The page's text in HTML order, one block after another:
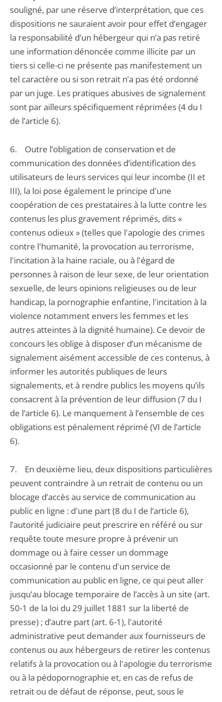
souligné, par une réserve d’interprétation, que ces
dispositions ne sauraient avoir pour effet d’engager
la responsabilité d’un hébergeur qui n’a pas retiré
une information dénoncée comme illicite par un
tiers si celle-ci ne présente pas manifestement un
tel caractère ou si son retrait n’a pas été ordonné
par un juge. Les pratiques abusives de signalement
sont par ailleurs spécifiquement réprimées (4 du I
de l’article 6).
6. Outre l’obligation de conservation et de
communication des données d’identification des
utilisateurs de leurs services qui leur incombe (II et
III), la loi pose également le principe d'une
coopération de ces prestataires à la lutte contre les
contenus les plus gravement réprimés, dits «
contenus odieux » (telles que l'apologie des crimes
contre l'humanité, la provocation au terrorisme,
l'incitation à la haine raciale, ou à l'égard de
personnes à raison de leur sexe, de leur orientation
sexuelle, de leurs opinions religieuses ou de leur
handicap, la pornographie enfantine, l'incitation à la
violence notamment envers les femmes et les
autres atteintes à la dignité humaine). Ce devoir de
concours les oblige à disposer d’un mécanisme de
signalement aisément accessible de ces contenus, à
informer les autorités publiques de leurs
signalements, et à rendre publics les moyens qu’ils
consacrent à la prévention de leur diffusion (7 du I
de l’article 6). Le manquement à l’ensemble de ces
obligations est pénalement réprimé (VI de l’article
6).
7. En deuxième lieu, deux dispositions particulières
peuvent contraindre à un retrait de contenu ou un
blocage d’accès au service de communication au
public en ligne : d'une part (8 du I de l’article 6),
l’autorité judiciaire peut prescrire en référé ou sur
requête toute mesure propre à prévenir un
dommage ou à faire cesser un dommage
occasionné par le contenu d'un service de
communication au public en ligne, ce qui peut aller
jusqu’au blocage temporaire de l’accès à un site (art.
50-1 de la loi du 29 juillet 1881 sur la liberté de
presse) ; d’autre part (art. 6-1), l'autorité
administrative peut demander aux fournisseurs de
contenus ou aux hébergeurs de retirer les contenus
relatifs à la provocation ou à l'apologie du terrorisme
ou à la pédopornographie et, en cas de refus de
retrait ou de défaut de réponse, peut, sous le